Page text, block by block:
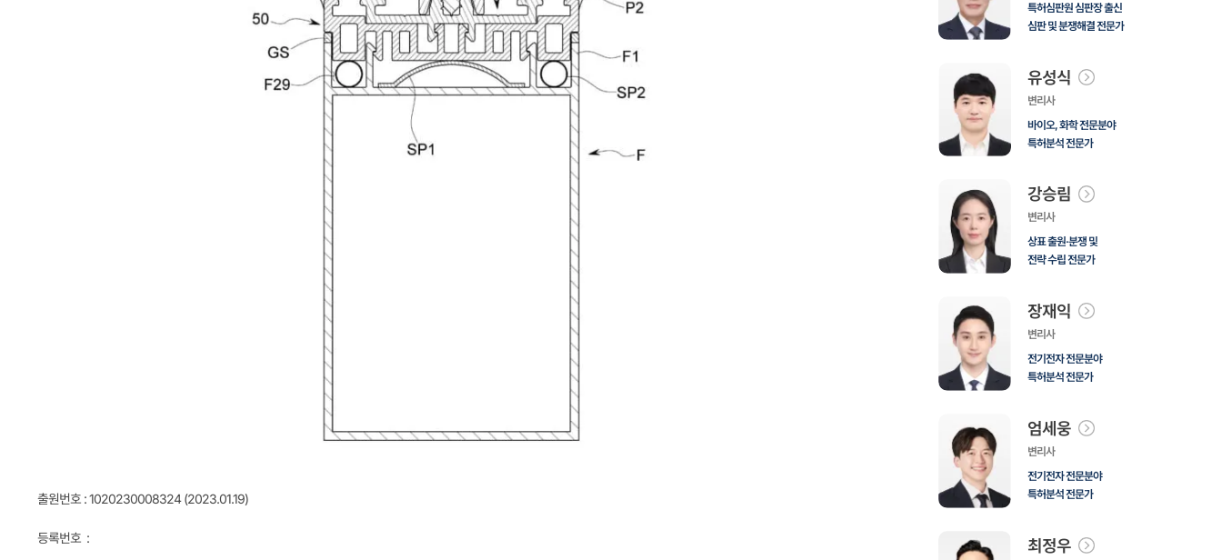
출원번호 : 1020230008324 (2023.01.19)
등록번호 :
특허심판원 심판장 출신
심판 및 분쟁해결 전문가
유성식
변리사
바이오, 화학 전문분야
특허분석 전문가
강승림
변리사
상표 출원·분쟁 및
전략 수립 전문가
장재익
변리사
전기전자 전문분야
특허분석 전문가
엄세웅
변리사
전기전자 전문분야
특허분석 전문가
최정우